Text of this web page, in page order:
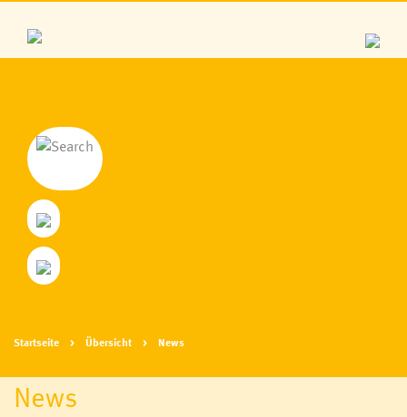
Startseite Übersicht News
News